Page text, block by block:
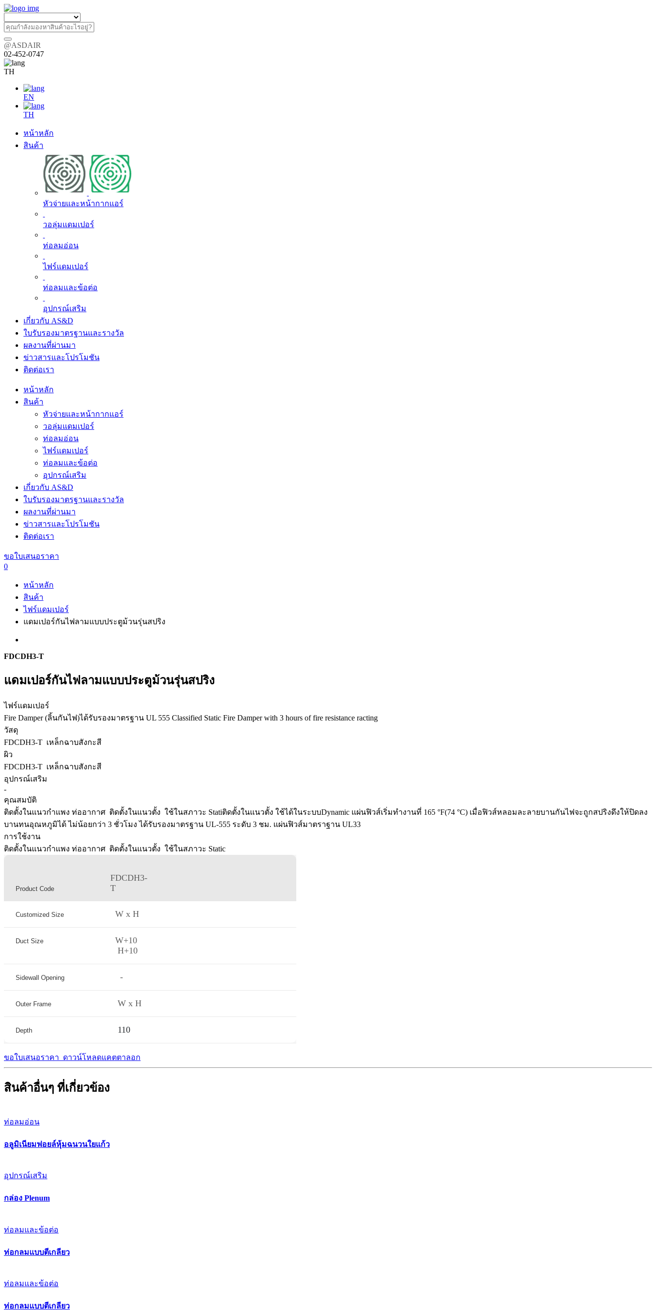
@ASDAIR
02-452-0747
TH
EN
TH
หน้าหลัก
สินค้า
หัวจ่ายและหน้ากากแอร์
วอลุ่มแดมเปอร์
ท่อลมอ่อน
ไฟร์แดมเปอร์
ท่อลมและข้อต่อ
อุปกรณ์เสริม
เกี่ยวกับ AS&D
ใบรับรองมาตรฐานและรางวัล
ผลงานที่ผ่านมา
ข่าวสารและโปรโมชัน
ติดต่อเรา
หน้าหลัก
สินค้า
หัวจ่ายและหน้ากากแอร์
วอลุ่มแดมเปอร์
ท่อลมอ่อน
ไฟร์แดมเปอร์
ท่อลมและข้อต่อ
อุปกรณ์เสริม
เกี่ยวกับ AS&D
ใบรับรองมาตรฐานและรางวัล
ผลงานที่ผ่านมา
ข่าวสารและโปรโมชัน
ติดต่อเรา
ขอใบเสนอราคา
0
หน้าหลัก
สินค้า
ไฟร์แดมเปอร์
แดมเปอร์กันไฟลามแบบประตูม้วนรุ่นสปริง
FDCDH3-T
แดมเปอร์กันไฟลามแบบประตูม้วนรุ่นสปริง
ไฟร์แดมเปอร์
Fire Damper (ลิ้นกันไฟ)ได้รับรองมาตรฐาน UL 555 Classified Static Fire Damper with 3 hours of fire resistance racting
วัสดุ
FDCDH3-T เหล็กฉาบสังกะสี
ผิว
FDCDH3-T เหล็กฉาบสังกะสี
อุปกรณ์เสริม
-
คุณสมบัติ
ติดตั้งในแนวกำแพง ท่ออากาศ ติดตั้งในแนวตั้ง ใช้ในสภาวะ Statiติดตั้งในแนวตั้ง ใช้ได้ในระบบDynamic แผ่นฟิวส์เริ่มทำงานที่ 165 °F(74 °C) เมื่อฟิวส์หลอมละลายบานกันไฟจะถูกสปริงดึงให้ปิดลง
บานทนอุณหภูมิได้ ไม่น้อยกว่า 3 ชั่วโมง ได้รับรองมาตรฐาน UL-555 ระดับ 3 ชม. แผ่นฟิวส์มาตราฐาน UL33
การใช้งาน
ติดตั้งในแนวกำแพง ท่ออากาศ ติดตั้งในแนวตั้ง ใช้ในสภาวะ Static
Product Code
FDCDH3-
T
Customized Size W x H
Duct Size
W+10
H+10
Sidewall Opening -
Outer Frame W x H
Depth 110
ขอใบเสนอราคา ดาวน์โหลดแคตตาลอก
สินค้าอื่นๆ ที่เกี่ยวข้อง
ท่อลมอ่อน
อลูมิเนียมฟอยล์หุ้มฉนวนใยแก้ว
อุปกรณ์เสริม
กล่อง Plenum
ท่อลมและข้อต่อ
ท่อกลมแบบตีเกลียว
ท่อลมและข้อต่อ
ท่อกลมแบบตีเกลียว